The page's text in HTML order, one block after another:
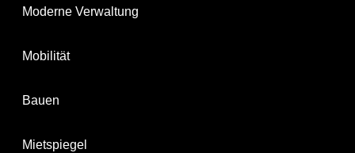
Moderne Verwaltung
Mobilität
Bauen
Mietspiegel